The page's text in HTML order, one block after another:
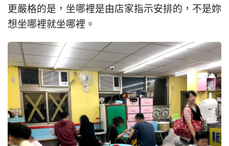
更嚴格的是，坐哪裡是由店家指示安排的，不是妳
想坐哪裡就坐哪裡。